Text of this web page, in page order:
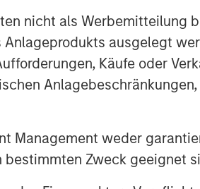
nicht als Werbemitteilung
ausgelegt
Käufe oder
Management weder
Zweck geeignet
Private Credit,
Bridgepointe’s
to better serve
with Charlesbank
strategic
enhance